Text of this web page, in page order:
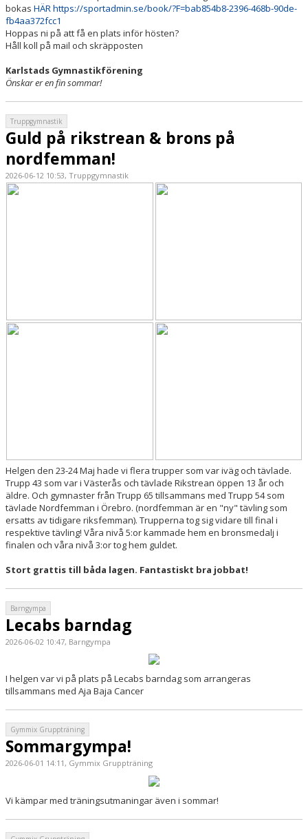
bokas HÄR https://sportadmin.se/book/?F=bab854b8-2396-468b-90de-
fb4aa372fcc1
Hoppas ni på att få en plats inför hösten?
Håll koll på mail och skräpposten
Karlstads Gymnastikförening
Önskar er en fin sommar!
Truppgymnastik
Guld på rikstrean & brons på
nordfemman!
2026-06-12 10:53, Truppgymnastik
Helgen den 23-24 Maj hade vi flera trupper som var iväg och tävlade.
Trupp 43 som var i Västerås och tävlade Rikstrean öppen 13 år och
äldre. Och gymnaster från Trupp 65 tillsammans med Trupp 54 som
tävlade Nordfemman i Örebro. (nordfemman är en "ny" tävling som
ersatts av tidigare riksfemman). Trupperna tog sig vidare till final i
respektive tävling! Våra nivå 5:or kammade hem en bronsmedalj i
finalen och våra nivå 3:or tog hem guldet.
Stort grattis till båda lagen. Fantastiskt bra jobbat!
Barngympa
Lecabs barndag
2026-06-02 10:47, Barngympa
I helgen var vi på plats på Lecabs barndag som arrangeras
tillsammans med Aja Baja Cancer
Gymmix Gruppträning
Sommargympa!
2026-06-01 14:11, Gymmix Gruppträning
Vi kämpar med träningsutmaningar även i sommar!